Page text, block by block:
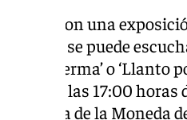
con una
donde se puede
‘Yerma’ o ‘Llanto
desde las 17:00
la Casa de la Moneda